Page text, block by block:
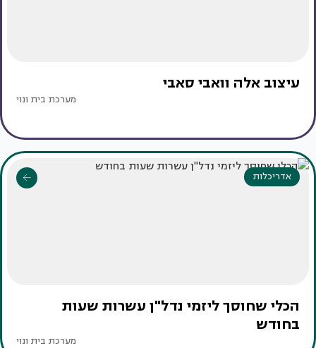
עיצוב אלה וואבי סאבי
מערכת בית ונוי
אדריכלות
הכלי שחוסך ליזמי נדל"ן עשרות שעות
בחודש
מערכת בית ונוי